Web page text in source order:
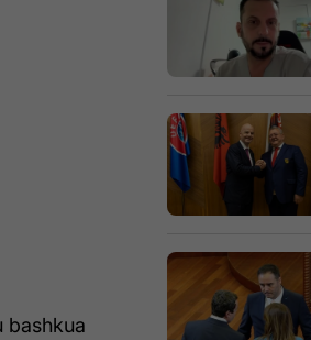
bashkua